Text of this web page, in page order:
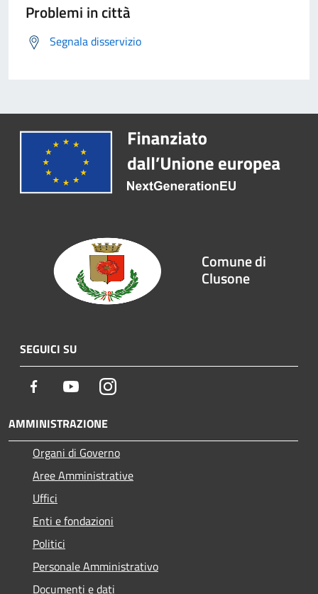
Problemi in città
Segnala disservizio
Comune di
Clusone
SEGUICI SU
Facebook YoutubeInstagram
AMMINISTRAZIONE
Organi di Governo
Aree Amministrative
Uffici
Enti e fondazioni
Politici
Personale Amministrativo
Documenti e dati